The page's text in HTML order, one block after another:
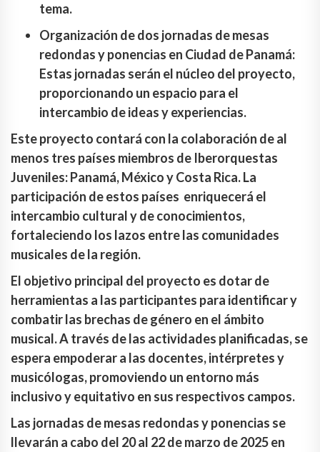
tema.
Organización de dos jornadas de mesas
redondas y ponencias en Ciudad de Panamá:
Estas jornadas serán el núcleo del proyecto,
proporcionando un espacio para el
intercambio de ideas y experiencias.
Este proyecto contará con la colaboración de al
menos tres países miembros de Iberorquestas
Juveniles: Panamá, México y Costa Rica. La
participación de estos países enriquecerá el
intercambio cultural y de conocimientos,
fortaleciendo los lazos entre las comunidades
musicales de la región.
El objetivo principal del proyecto es dotar de
herramientas a las participantes para identificar y
combatir las brechas de género en el ámbito
musical. A través de las actividades planificadas, se
espera empoderar a las docentes, intérpretes y
musicólogas, promoviendo un entorno más
inclusivo y equitativo en sus respectivos campos.
Las jornadas de mesas redondas y ponencias se
llevarán a cabo del 20 al 22 de marzo de 2025 en